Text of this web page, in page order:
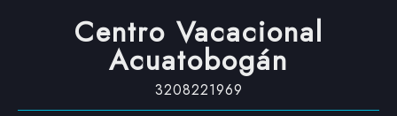
Centro Vacacional
Acuatobogán
3208221969